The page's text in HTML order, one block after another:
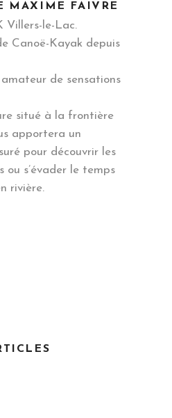
MAXIME FAIVRE
Villers-le-Lac.
Canoë-Kayak depuis
de sensations
situé à la frontière
apportera un
pour découvrir les
ou s’évader le temps
rivière.